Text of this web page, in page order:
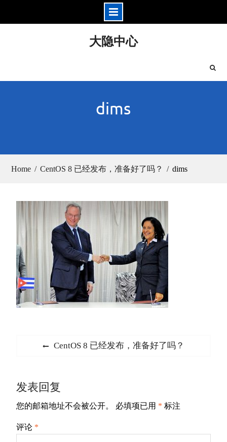
大隐中心
dims
Home CentOS 8 已经发布，准备好了吗？ dims
航
Previous
CentOS 8 已经发布，准备好了吗？
发表回复
您的邮箱地址不会被公开。 必填项已用 * 标注
评论 *